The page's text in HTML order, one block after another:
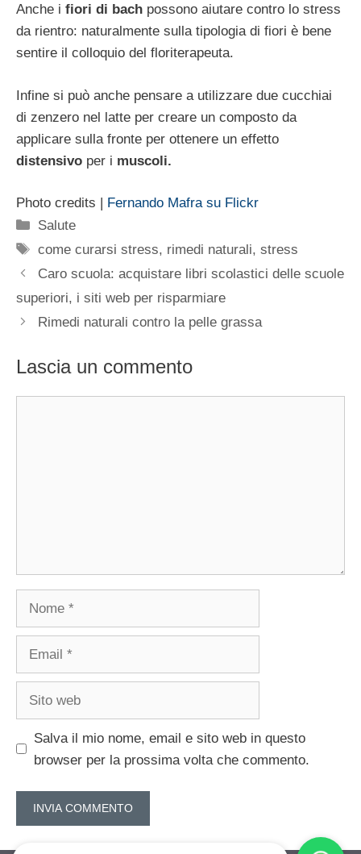
Anche i fiori di bach possono aiutare contro lo stress
da rientro: naturalmente sulla tipologia di fiori è bene
sentire il colloquio del floriterapeuta.
Infine si può anche pensare a utilizzare due cucchiai
di zenzero nel latte per creare un composto da
applicare sulla fronte per ottenere un effetto
distensivo per i muscoli.
Photo credits | Fernando Mafra su Flickr
Categorie
Salute
Tag
come curarsi stress, rimedi naturali,stress
Caro scuola: acquistare libri scolastici delle scuole
superiori, i siti web per risparmiare
Rimedi naturali contro la pelle grassa
Lascia un commento
Salva il mio nome, email e sito web in questo
browser per la prossima volta che commento.